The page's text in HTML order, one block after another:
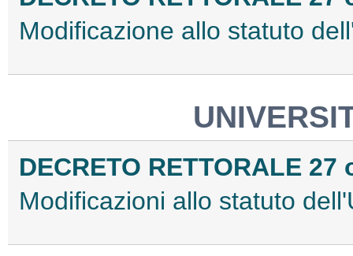
Modificazione allo statuto
DECRETO RETTORALE
Modificazioni allo statuto